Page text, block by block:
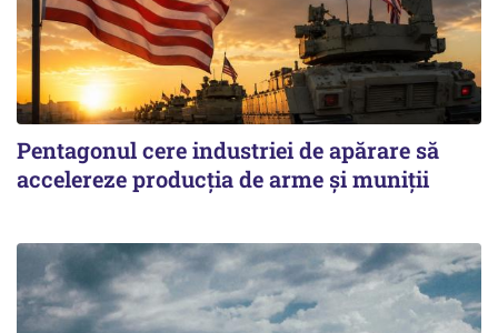
Pentagonul cere industriei de apărare să
accelereze producția de arme și muniții